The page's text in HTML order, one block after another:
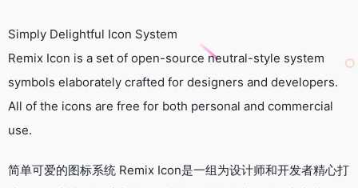
Simply Delightful Icon System
Remix Icon is a set of open-source neutral-style system
symbols elaborately crafted for designers and developers.
All of the icons are free for both personal and commercial
use.
简单可爱的图标系统 Remix Icon是一组为设计师和开发者精心打